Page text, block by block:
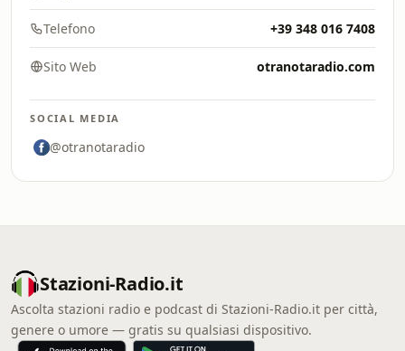
Telefono +39 348 016 7408
Sito Web otranotaradio.com
SOCIAL MEDIA
@otranotaradio
Stazioni-Radio.it
Ascolta stazioni radio e podcast di Stazioni-Radio.it per città,
genere o umore — gratis su qualsiasi dispositivo.